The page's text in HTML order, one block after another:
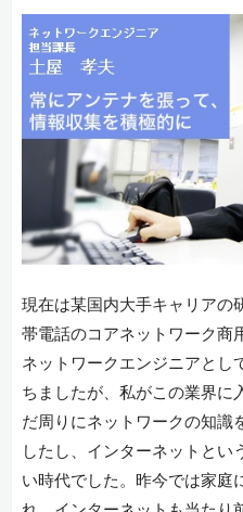
現在は某国内大手キャリアの
帯電話のコアネットワーク商
ネットワークエンジニアとし
ちましたが、私がこの業界に
だ周りにネットワークの知識
したし、インターネットとい
い時代でした。昨今では家庭